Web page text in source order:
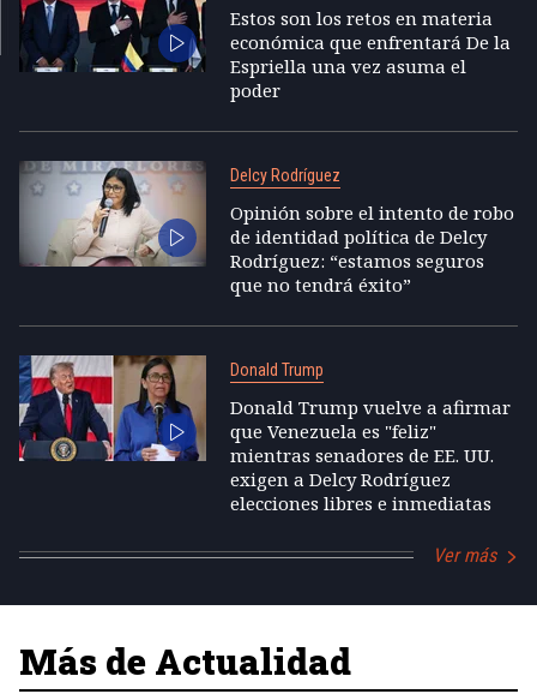
Estos son los retos en materia
económica que enfrentará De la
Espriella una vez asuma el
poder
Delcy Rodríguez
Opinión sobre el intento de robo
de identidad política de Delcy
Rodríguez: “estamos seguros
que no tendrá éxito”
Donald Trump
Donald Trump vuelve a afirmar
que Venezuela es "feliz"
mientras senadores de EE. UU.
exigen a Delcy Rodríguez
elecciones libres e inmediatas
Ver más
Más de Actualidad